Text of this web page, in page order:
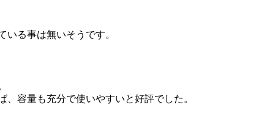
る事は無いそうです。
容量も充分で使いやすいと好評でした。